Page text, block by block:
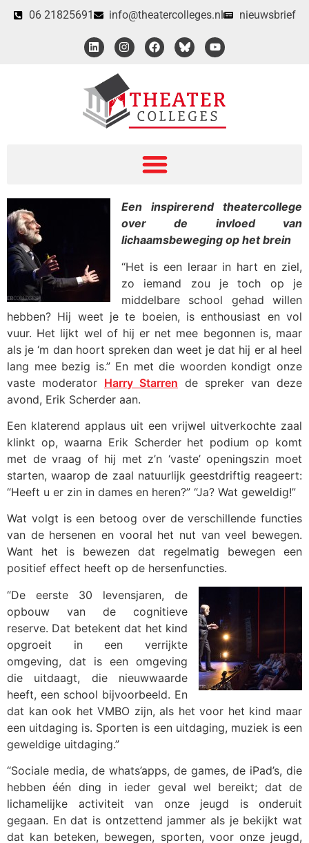
06 21825691 info@theatercolleges.nl nieuwsbrief
Een inspirerend theatercollege
over de invloed van
lichaamsbeweging op het brein
“Het is een leraar in hart en ziel,
zo iemand zou je toch op je
middelbare school gehad willen
hebben? Hij weet je te boeien, is enthousiast en vol
vuur. Het lijkt wel of hij er net mee begonnen is, maar
als je ‘m dan hoort spreken dan weet je dat hij er al heel
lang mee bezig is.” En met die woorden kondigt onze
vaste moderator Harry Starren de spreker van deze
avond, Erik Scherder aan.
Een klaterend applaus uit een vrijwel uitverkochte zaal
klinkt op, waarna Erik Scherder het podium op komt
met de vraag of hij met z’n ‘vaste’ openingszin moet
starten, waarop de zaal natuurlijk geestdriftig reageert:
“Heeft u er zin in dames en heren?” “Ja? Wat geweldig!”
Wat volgt is een betoog over de verschillende functies
van de hersenen en vooral het nut van veel bewegen.
Want het is bewezen dat regelmatig bewegen een
positief effect heeft op de hersenfuncties.
“De eerste 30 levensjaren, de
opbouw van de cognitieve
reserve. Dat betekent dat het kind
opgroeit in een verrijkte
omgeving, dat is een omgeving
die uitdaagt, die nieuwwaarde
heeft, een school bijvoorbeeld. En
dat kan ook het VMBO zijn, als het voor het kind maar
een uitdaging is. Sporten is een uitdaging, muziek is een
geweldige uitdaging.”
“Sociale media, de whats’apps, de games, de iPad’s, die
hebben één ding in ieder geval wel bereikt; dat de
lichamelijke activiteit van onze jeugd is onderuit
gegaan. En dat is ontzettend jammer als je bekijkt wat
dat kan beteken, bewegen, sporten, voor onze jeugd,